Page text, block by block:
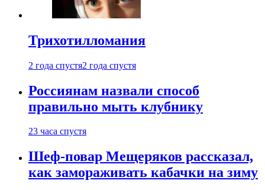
Трихотилломания
2 года спустя2 года спустя
Россиянам назвали способ
правильно мыть клубнику
23 часа спустя
Шеф-повар Мещеряков рассказал,
как замораживать кабачки на зиму